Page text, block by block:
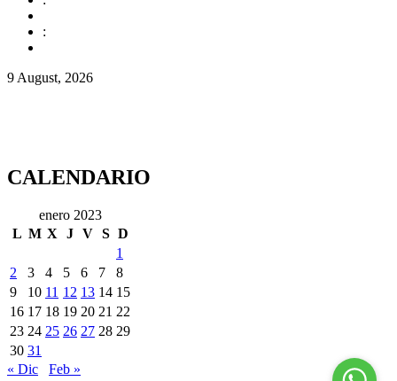
:
9 August, 2026
CALENDARIO
enero 2023
L M X J V S D
1
2
3 4 5 6 7
8
9
10 11 12 13 14 15
16 17 18 19 20 21 22
23 24 25 26 27 28 29
30 31
« Dic
Feb »